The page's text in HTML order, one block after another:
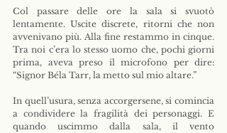
Col passare delle ore la sala si svuotò
lentamente. Uscite discrete, ritorni che non
avvenivano più. Alla fine restammo in cinque.
Tra noi c’era lo stesso uomo che, pochi giorni
prima, aveva preso il microfono per dire:
“Signor Béla Tarr, la metto sul mio altare.”
In quell’usura, senza accorgersene, si comincia
a condividere la fragilità dei personaggi. E
quando uscimmo dalla sala, il vento